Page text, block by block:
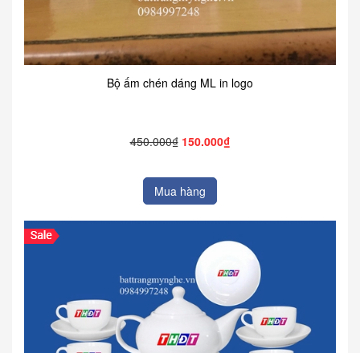
Bộ ấm chén dáng ML in logo
450.000₫ 150.000₫
Mua hàng